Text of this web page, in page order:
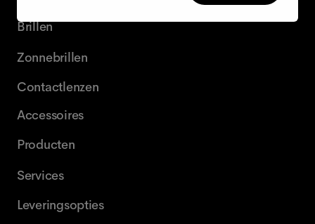
Brillen
Zonnebrillen
Contactlenzen
Accessoires
Producten
Services
Leveringsopties